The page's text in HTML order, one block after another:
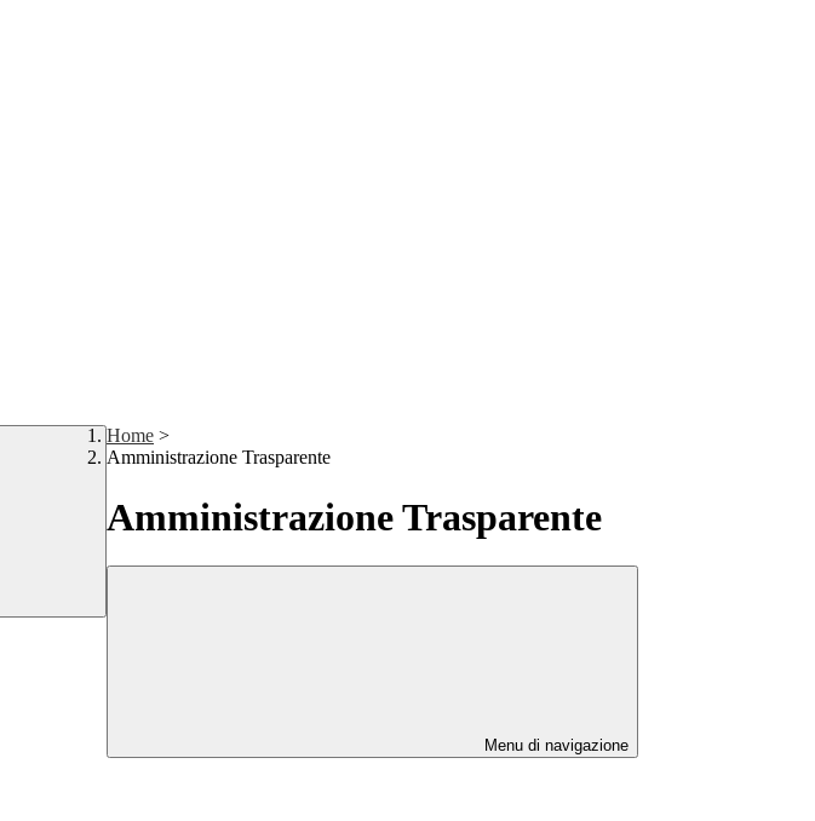
Home >
Amministrazione Trasparente
Amministrazione Trasparente
Menu di navigazione